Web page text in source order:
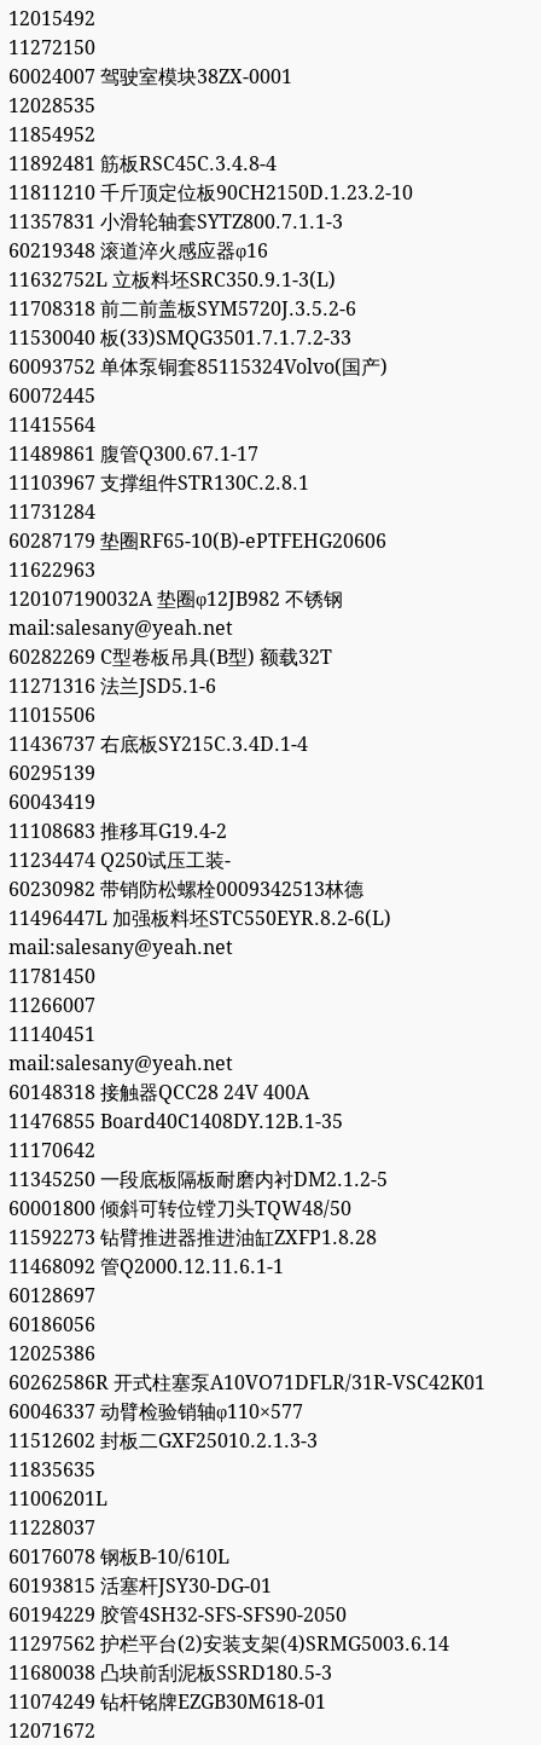
12015492
11272150
60024007 驾驶室模块38ZX-0001
12028535
11854952
11892481 筋板RSC45C.3.4.8-4
11811210 千斤顶定位板90CH2150D.1.23.2-10
11357831 小滑轮轴套SYTZ800.7.1.1-3
60219348 滚道淬火感应器φ16
11632752L 立板料坯SRC350.9.1-3(L)
11708318 前二前盖板SYM5720J.3.5.2-6
11530040 板(33)SMQG3501.7.1.7.2-33
60093752 单体泵铜套85115324Volvo(国产)
60072445
11415564
11489861 腹管Q300.67.1-17
11103967 支撑组件STR130C.2.8.1
11731284
60287179 垫圈RF65-10(B)-ePTFEHG20606
11622963
120107190032A 垫圈φ12JB982 不锈钢
mail:salesany@yeah.net
60282269 C型卷板吊具(B型) 额载32T
11271316 法兰JSD5.1-6
11015506
11436737 右底板SY215C.3.4D.1-4
60295139
60043419
11108683 推移耳G19.4-2
11234474 Q250试压工装-
60230982 带销防松螺栓0009342513林德
11496447L 加强板料坯STC550EYR.8.2-6(L)
mail:salesany@yeah.net
11781450
11266007
11140451
mail:salesany@yeah.net
60148318 接触器QCC28 24V 400A
11476855 Board40C1408DY.12B.1-35
11170642
11345250 一段底板隔板耐磨内衬DM2.1.2-5
60001800 倾斜可转位镗刀头TQW48/50
11592273 钻臂推进器推进油缸ZXFP1.8.28
11468092 管Q2000.12.11.6.1-1
60128697
60186056
12025386
60262586R 开式柱塞泵A10VO71DFLR/31R-VSC42K01
60046337 动臂检验销轴φ110×577
11512602 封板二GXF25010.2.1.3-3
11835635
11006201L
11228037
60176078 钢板B-10/610L
60193815 活塞杆JSY30-DG-01
60194229 胶管4SH32-SFS-SFS90-2050
11297562 护栏平台(2)安装支架(4)SRMG5003.6.14
11680038 凸块前刮泥板SSRD180.5-3
11074249 钻杆铭牌EZGB30M618-01
12071672